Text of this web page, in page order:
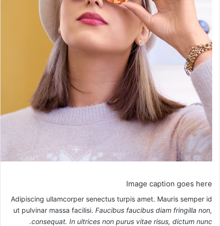
Image caption goes here
Adipiscing ullamcorper senectus turpis amet. Mauris semper id
ut pulvinar massa facilisi. Faucibus faucibus diam fringilla non,
consequat. In ultrices non purus vitae risus, dictum nunc.